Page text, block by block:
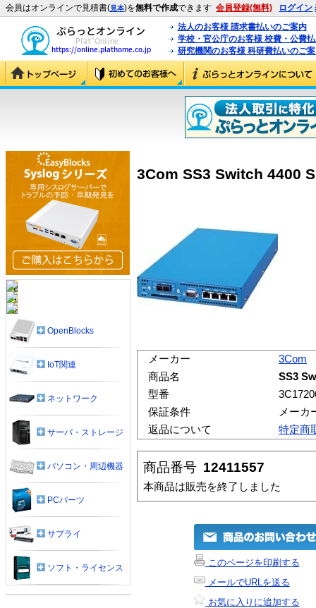
会員はオンラインで見積書(見本)を無料で作成できます 会員登録(無料) ログイン
法人のお客様 請求書払いのご案内
学校・官公庁のお客様 校費・公費
研究機関のお客様 科研費払いのご
3Com SS3 Switch 4400
メーカー
3Com
商品名
SS3
型番
保証条件
メーカ
返品について
特定商
商品番号 12411557
本商品は販売を終了しました
このページを印刷する
メールでURLを送る
お気に入りに追加する
OpenBlocks
IoT関連
ネットワーク
サーバ・ストレージ
パソコン・周辺機器
PCパーツ
サプライ
ソフト・ライセンス